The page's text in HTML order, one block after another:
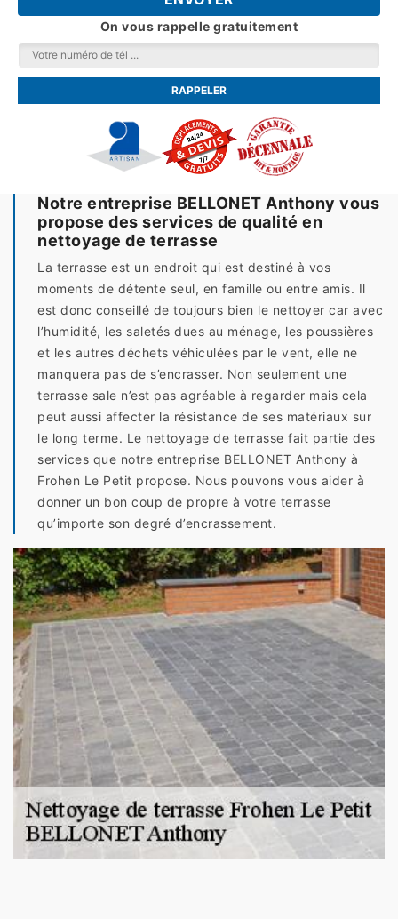
On vous rappelle gratuitement
Notre entreprise BELLONET Anthony vous
propose des services de qualité en
nettoyage de terrasse
La terrasse est un endroit qui est destiné à vos
moments de détente seul, en famille ou entre amis. Il
est donc conseillé de toujours bien le nettoyer car avec
l’humidité, les saletés dues au ménage, les poussières
et les autres déchets véhiculées par le vent, elle ne
manquera pas de s’encrasser. Non seulement une
terrasse sale n’est pas agréable à regarder mais cela
peut aussi affecter la résistance de ses matériaux sur
le long terme. Le nettoyage de terrasse fait partie des
services que notre entreprise BELLONET Anthony à
Frohen Le Petit propose. Nous pouvons vous aider à
donner un bon coup de propre à votre terrasse
qu’importe son degré d’encrassement.